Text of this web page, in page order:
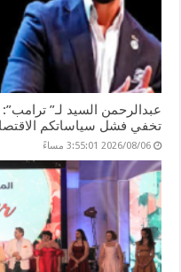
عبدالرحمن السيد لـ”
تخفي فشل سياساتكم
2026/08/06 3:55:01 مساءً